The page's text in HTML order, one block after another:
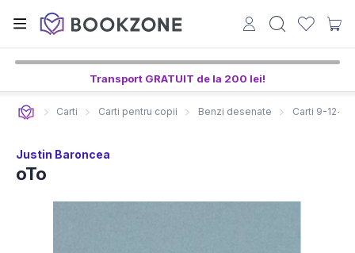
Transport GRATUIT de la 200 lei!
Carti Carti pentru copii Benzi desenate Carti 9-12+
Justin Baroncea
oTo